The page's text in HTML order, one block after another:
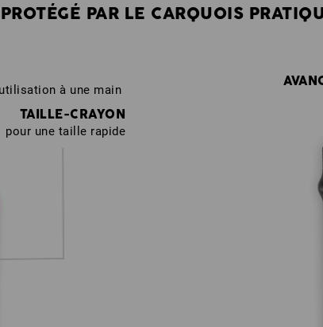
PAR LE CARQUOIS
à une main
TAILLE-CRAYON
pour une taille rapide